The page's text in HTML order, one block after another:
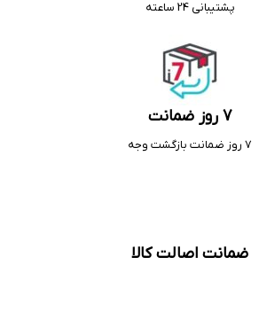
پشتیبانی 24 ساعته
7 روز ضمانت
7 روز ضمانت بازگشت وجه
ضمانت اصالت کالا